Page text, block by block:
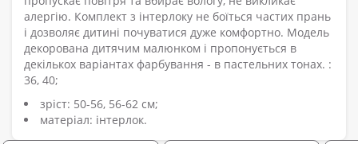
алергію. Комплект з інтерлоку не боїться частих прань
і дозволяє дитині почуватися дуже комфортно. Модель
декорована дитячим малюнком і пропонується в
декількох варіантах фарбування - в пастельних тонах. :
36, 40;
зріст: 50-56, 56-62 см;
матеріал: інтерлок.